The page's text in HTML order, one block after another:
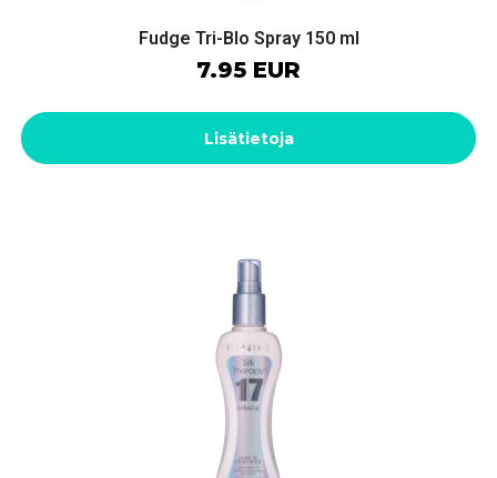
Fudge Tri-Blo Spray 150 ml
7.95 EUR
Lisätietoja